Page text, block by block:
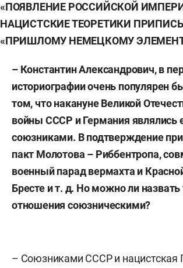
«ПОЯВЛЕНИЕ РОССИЙСКОЙ
НАЦИСТСКИЕ ТЕОРЕТИКИ
«ПРИШЛОМУ НЕМЕЦКОМУ
– Константин Александрович, в
историографии очень популярен
том, что накануне Великой
войны СССР и Германия являлись
союзниками. В подтверждение
пакт Молотова – Риббентропа,
военный парад вермахта и
Бресте и т. д. Но можно ли назвать
отношения союзническими?
– Союзниками СССР и нацистская